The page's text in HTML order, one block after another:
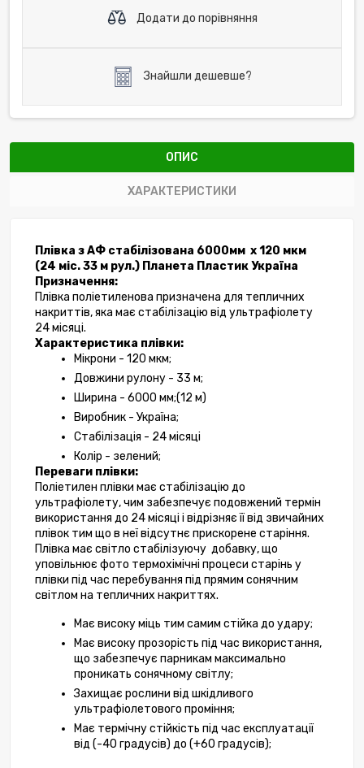
Додати до порівняння
Знайшли дешевше?
ОПИС
ХАРАКТЕРИСТИКИ
Плівка з АФ стабілізована 6000мм  х 120 мкм
(24 міс. 33 м рул.) Планета Пластик Україна
Призначення:
Плівка поліетиленова призначена для тепличних
накриттів, яка має стабілізацію від ультрафіолету
24 місяці.
Характеристика плівки:
Мікрони - 120 мкм;
Довжини рулону - 33 м;
Ширина - 6000 мм;(12 м)
Виробник - Україна;
Стабілізація - 24 місяці
Колір - зелений;
Переваги плівки:
Поліетилен плівки має стабілізацію до
ультрафіолету, чим забезпечує подовжений термін
використання до 24 місяці і відрізняє її від звичайних
плівок тим що в неї відсутнє прискорене старіння.
Плівка має світло стабілізуючу  добавку, що
уповільнює фото термохімічні процеси старінь у
плівки під час перебування під прямим сонячним
світлом на тепличних накриттях.
Має високу міць тим самим стійка до удару;
Має високу прозорість під час використання,
що забезпечує парникам максимально
проникать сонячному світлу;
Захищає рослини від шкідливого
ультрафіолетового проміння;
Має термічну стійкість під час експлуатації
від (-40 градусів) до (+60 градусів);